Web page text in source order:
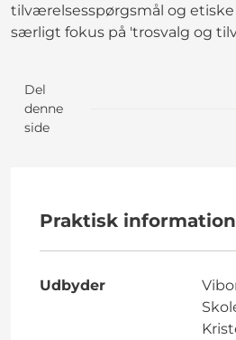
tilværelsesspørgsmål og
særligt fokus på 'trosvalg og
Del
denne
side
Praktisk information
Udbyder